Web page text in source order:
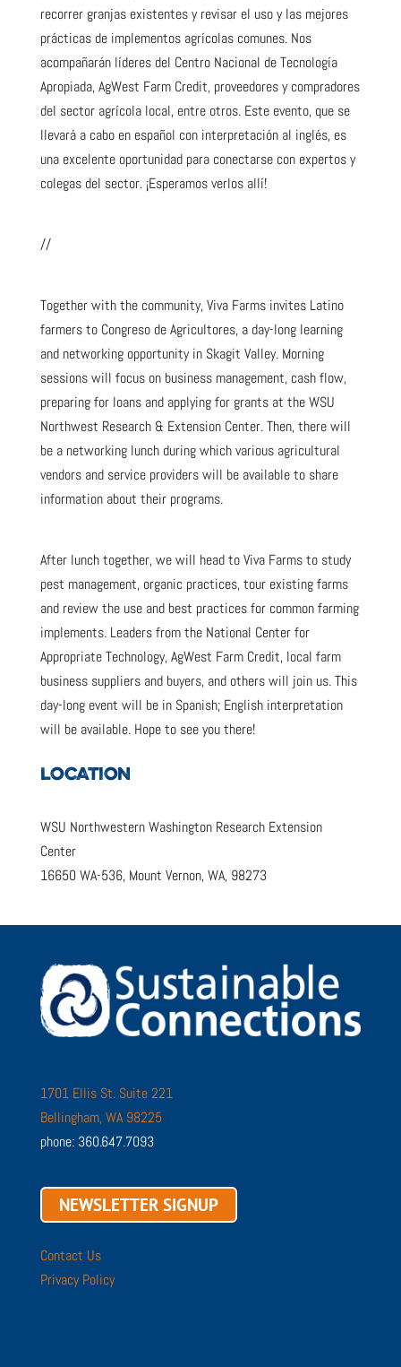
recorrer granjas existentes y revisar el uso y las mejores
prácticas de implementos agrícolas comunes. Nos
acompañarán líderes del Centro Nacional de Tecnología
Apropiada, AgWest Farm Credit, proveedores y compradores
del sector agrícola local, entre otros. Este evento, que se
llevará a cabo en español con interpretación al inglés, es
una excelente oportunidad para conectarse con expertos y
colegas del sector. ¡Esperamos verlos allí!
//
Together with the community, Viva Farms invites Latino
farmers to Congreso de Agricultores, a day-long learning
and networking opportunity in Skagit Valley. Morning
sessions will focus on business management, cash flow,
preparing for loans and applying for grants at the WSU
Northwest Research & Extension Center. Then, there will
be a networking lunch during which various agricultural
vendors and service providers will be available to share
information about their programs.
After lunch together, we will head to Viva Farms to study
pest management, organic practices, tour existing farms
and review the use and best practices for common farming
implements. Leaders from the National Center for
Appropriate Technology, AgWest Farm Credit, local farm
business suppliers and buyers, and others will join us. This
day-long event will be in Spanish; English interpretation
will be available. Hope to see you there!
LOCATION
WSU Northwestern Washington Research Extension
Center
16650 WA-536, Mount Vernon, WA, 98273
1701 Ellis St. Suite 221
Bellingham, WA 98225
phone: 360.647.7093
NEWSLETTER SIGNUP
Contact Us
Privacy Policy